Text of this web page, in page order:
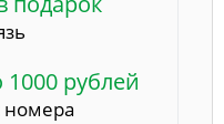
рублей
номера